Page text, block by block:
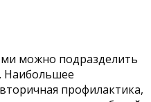
можно подразделить
Наибольшее
профилактика,